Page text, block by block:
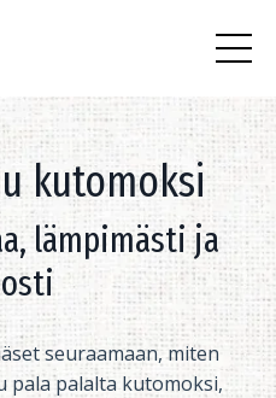
kutomoksi
lämpimästi ja
seuraamaan, miten
pala palalta kutomoksi,